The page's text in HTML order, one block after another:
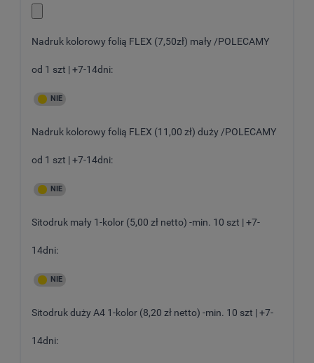
Nadruk kolorowy folią FLEX (7,50zł) mały /POLECAMY
od 1 szt | +7-14dni:
Nadruk kolorowy folią FLEX (11,00 zł) duży /POLECAMY
od 1 szt | +7-14dni:
Sitodruk mały 1-kolor (5,00 zł netto) -min. 10 szt | +7-
14dni:
Sitodruk duży A4 1-kolor (8,20 zł netto) -min. 10 szt | +7-
14dni: